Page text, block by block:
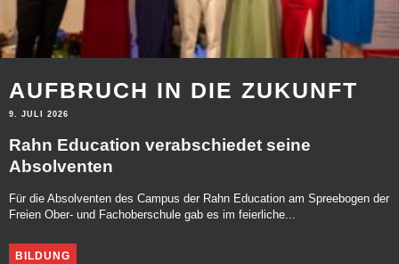
AUFBRUCH IN DIE ZUKUNFT
9. JULI 2026
Rahn Education verabschiedet seine
Absolventen
Für die Absolventen des Campus der Rahn Education am Spreebogen der
Freien Ober- und Fachoberschule gab es im feierliche...
BILDUNG